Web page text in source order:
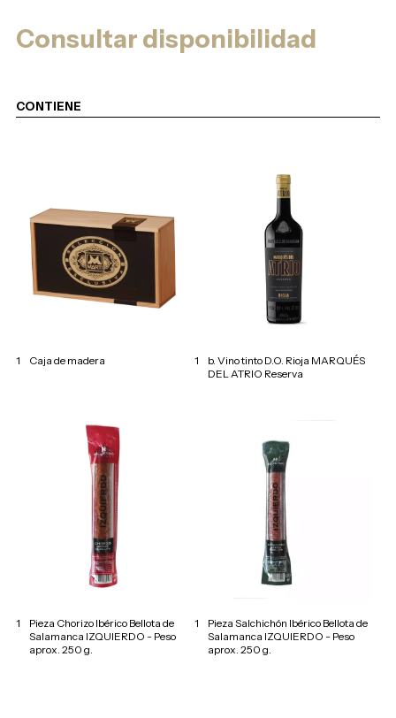
Consultar disponibilidad
CONTIENE
1 Caja de madera 1
b. Vino tinto D.O. Rioja MARQUÉS
DEL ATRIO Reserva
1
Pieza Chorizo Ibérico Bellota de
Salamanca IZQUIERDO - Peso
aprox. 250 g.
1
Pieza Salchichón Ibérico Bellota de
Salamanca IZQUIERDO - Peso
aprox. 250 g.